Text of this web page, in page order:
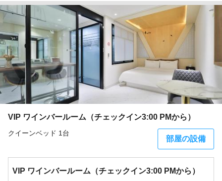
VIP ワインバールーム（チェックイン3:00 PMから）
クイーンベッド 1台
部屋の設備
VIP ワインバールーム（チェックイン3:00 PMから）